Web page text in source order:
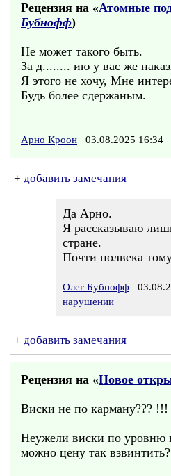
Рецензия на «Атомные
Бубнофф)
Не может такого быть.
За д........ ию у вас же
Я этого не хочу, Мне
Будь более сдержаным.
Арно Кроон 03.08.2025 16:34
+ добавить замечания
Да Арно.
Я рассказываю
стране.
Почти полвека
Олег Бубнофф
нарушении
+ добавить замечания
Рецензия на «Новое
Виски не по карману??? !!!
Неужели виски по уровню
можно цену так взвинтить?